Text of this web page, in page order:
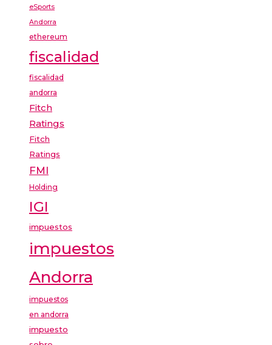
eSports
Andorra
ethereum
fiscalidad
fiscalidad
andorra
Fitch
Ratings
Fitch
Ratings
FMI
Holding
IGI
impuestos
impuestos
Andorra
impuestos
en andorra
impuesto